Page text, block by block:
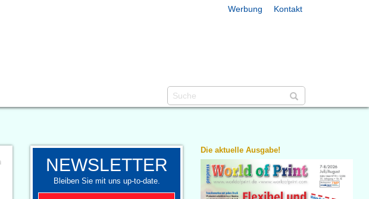
Werbung Kontakt
NEWSLETTER
Bleiben Sie mit uns up-to-date.
Die aktuelle Ausgabe!